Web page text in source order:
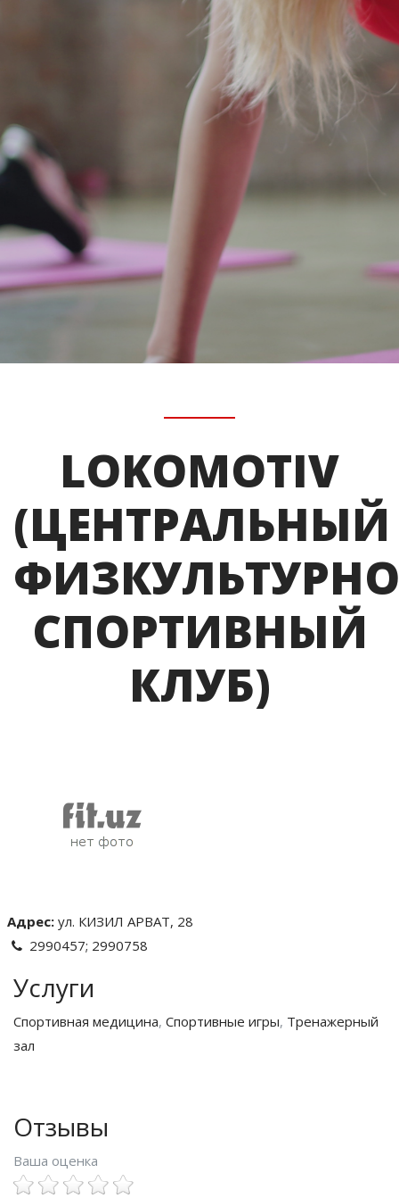
LOKOMOTIV
(ЦЕНТРАЛЬНЫЙ
СПОРТИВНЫЙ
КЛУБ)
Адрес: ул. КИЗИЛ АРВАТ, 28
2990457; 2990758
Услуги
Спортивная медицина, Спортивные игры, Тренажерный
зал
Отзывы
Ваша оценка